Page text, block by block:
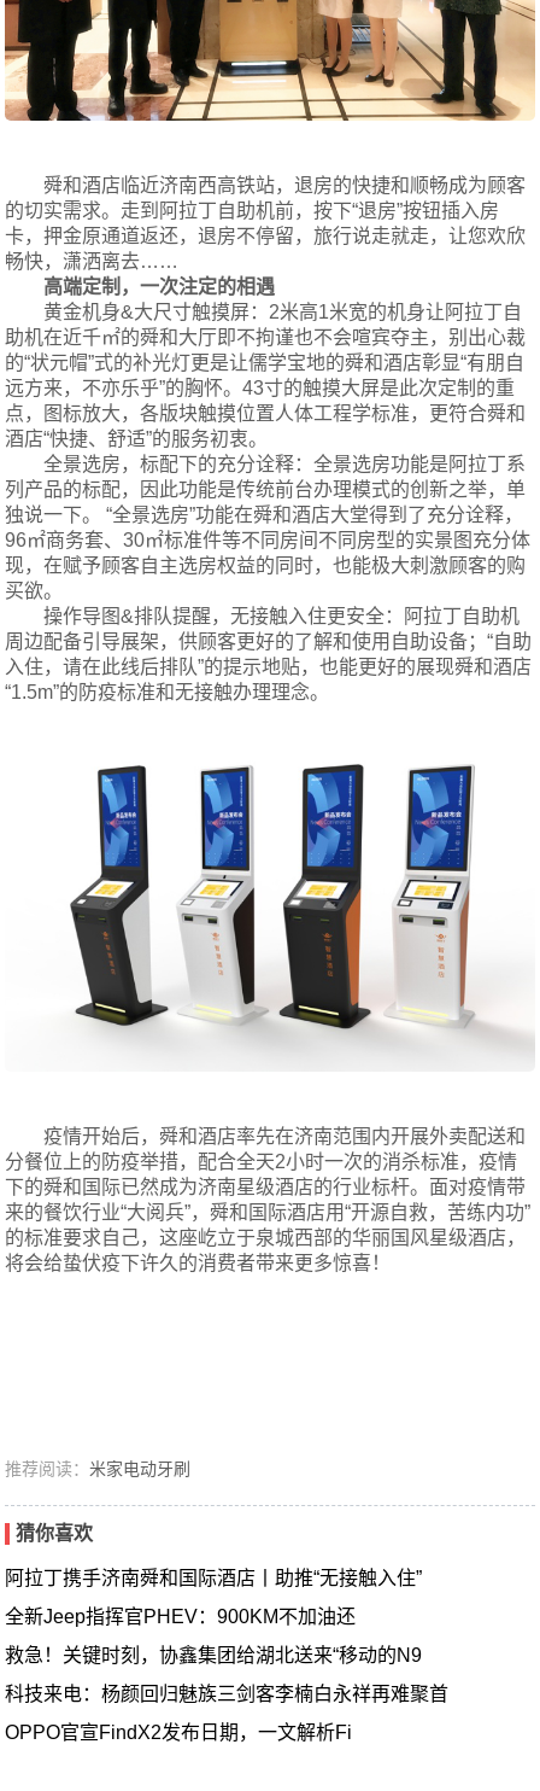
舜和酒店临近济南西高铁站，退房的快捷和顺畅成为顾客
的切实需求。走到阿拉丁自助机前，按下“退房”按钮插入房
卡，押金原通道返还，退房不停留，旅行说走就走，让您欢欣
畅快，潇洒离去……
高端定制，一次注定的相遇
黄金机身&大尺寸触摸屏：2米高1米宽的机身让阿拉丁自
助机在近千㎡的舜和大厅即不拘谨也不会喧宾夺主，别出心裁
的“状元帽”式的补光灯更是让儒学宝地的舜和酒店彰显“有朋自
远方来，不亦乐乎”的胸怀。43寸的触摸大屏是此次定制的重
点，图标放大，各版块触摸位置人体工程学标准，更符合舜和
酒店“快捷、舒适”的服务初衷。
全景选房，标配下的充分诠释：全景选房功能是阿拉丁系
列产品的标配，因此功能是传统前台办理模式的创新之举，单
独说一下。 “全景选房”功能在舜和酒店大堂得到了充分诠释，
96㎡商务套、30㎡标准件等不同房间不同房型的实景图充分体
现，在赋予顾客自主选房权益的同时，也能极大刺激顾客的购
买欲。
操作导图&排队提醒，无接触入住更安全：阿拉丁自助机
周边配备引导展架，供顾客更好的了解和使用自助设备；“自助
入住，请在此线后排队”的提示地贴，也能更好的展现舜和酒店
“1.5m”的防疫标准和无接触办理理念。
疫情开始后，舜和酒店率先在济南范围内开展外卖配送和
分餐位上的防疫举措，配合全天2小时一次的消杀标准，疫情
下的舜和国际已然成为济南星级酒店的行业标杆。面对疫情带
来的餐饮行业“大阅兵”，舜和国际酒店用“开源自救，苦练内功”
的标准要求自己，这座屹立于泉城西部的华丽国风星级酒店，
将会给蛰伏疫下许久的消费者带来更多惊喜！
推荐阅读：米家电动牙刷
猜你喜欢
阿拉丁携手济南舜和国际酒店丨助推“无接触入住”
全新Jeep指挥官PHEV：900KM不加油还
救急！关键时刻，协鑫集团给湖北送来“移动的N9
科技来电：杨颜回归魅族三剑客李楠白永祥再难聚首
OPPO官宣FindX2发布日期，一文解析Fi